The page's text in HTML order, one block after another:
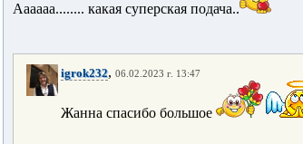
Аааааа........ какая суперская подача..
igrok232, 06.02.2023 г. 13:47
Жанна спасибо большое